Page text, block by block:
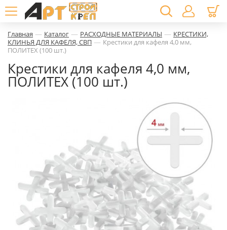
Главная — Каталог — РАСХОДНЫЕ МАТЕРИАЛЫ — КРЕСТИКИ,
КЛИНЬЯ ДЛЯ КАФЕЛЯ, СВП — Крестики для кафеля 4,0 мм,
ПОЛИТЕХ (100 шт.)
Крестики для кафеля 4,0 мм,
ПОЛИТЕХ (100 шт.)